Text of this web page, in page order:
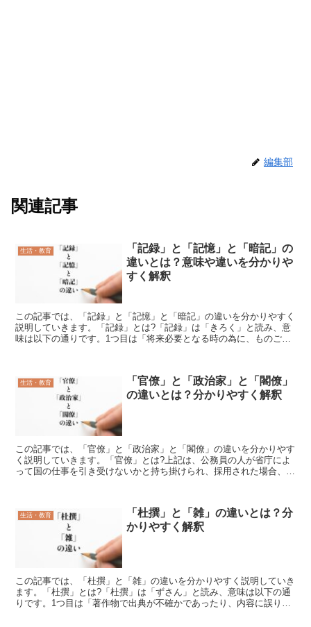
編集部
関連記事
生活・教育
「記録」と「記憶」と「暗記」の
違いとは？意味や違いを分かりや
すく解釈
この記事では、「記録」と「記憶」と「暗記」の違いを分かりやすく
説明していきます。「記録」とは?「記録」は「きろく」と読み、意
味は以下の通りです。1つ目は「将来必要となる時の為に、ものごと
生活・教育
「官僚」と「政治家」と「閣僚」
の違いとは？分かりやすく解釈
この記事では、「官僚」と「政治家」と「閣僚」の違いを分かりやす
く説明していきます。「官僚」とは?上記は、公務員の人が省庁によ
って国の仕事を引き受けないかと持ち掛けられ、採用された場合、な
生活・教育
「杜撰」と「雑」の違いとは？分
かりやすく解釈
この記事では、「杜撰」と「雑」の違いを分かりやすく説明していき
ます。「杜撰」とは?「杜撰」は「ずさん」と読み、意味は以下の通
りです。1つ目は「著作物で出典が不確かであったり、内容に誤りが